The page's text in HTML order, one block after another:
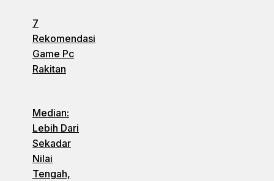
7
Rekomendasi
Game Pc
Rakitan
Median:
Lebih Dari
Sekadar
Nilai
Tengah,